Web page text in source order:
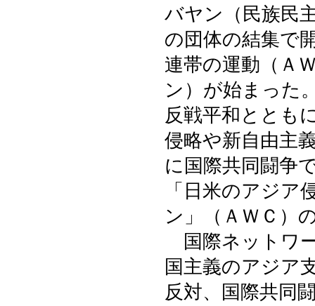
バヤン（民族民
の団体の結集で
連帯の運動（Ａ
ン）が始まった
反戦平和ととも
侵略や新自由主
に国際共同闘争
「日米のアジア
ン」（ＡＷＣ）
国際ネットワ
国主義のアジア
反対、国際共同